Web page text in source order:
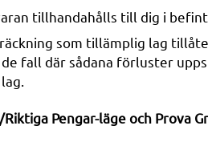
tillhandahålls till dig i
som tillämplig lag
fall där sådana förluster
Pengar-läge och Prova